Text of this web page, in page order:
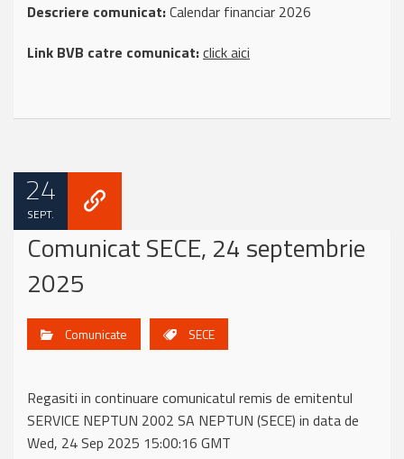
Descriere comunicat:Calendar financiar 2026
Link BVB catre comunicat:click aici
24
SEPT.
Comunicat SECE, 24 septembrie
2025
Comunicate SECE
Regasiti in continuare comunicatul remis de emitentul
SERVICE NEPTUN 2002 SA NEPTUN (SECE) in data de
Wed, 24 Sep 2025 15:00:16 GMT